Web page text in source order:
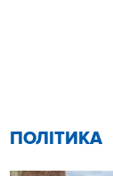
ПОЛІТИКА